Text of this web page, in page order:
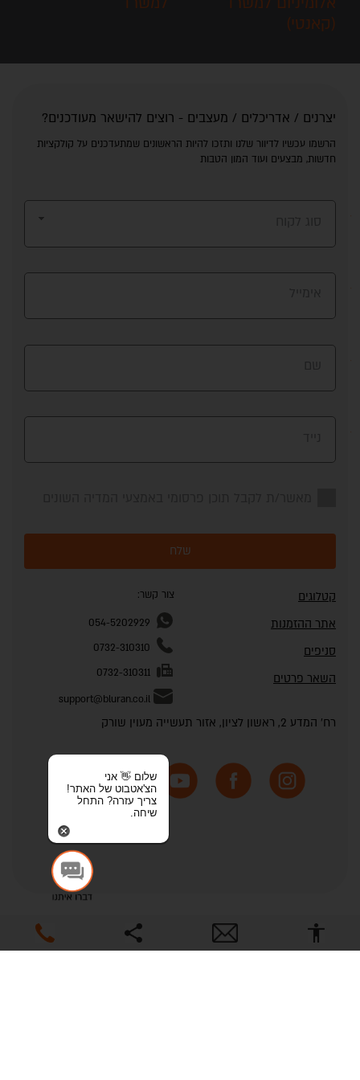
יצרנים / אדריכלים / מעצבים - רוצים להישאר מעודכנים?
הרשמו עכשיו לדיוור שלנו ותזכו להיות הראשונים שמתעדכנים על קולקציות
חדשות, מבצעים ועוד המון הטבות
שלח
קטלוגים
אתר ההזמנות
סניפים
השאר פרטים
צור קשר:
054-5202929
0732-310310
0732-310311
support@bluran.co.il
רח' המדע 2, ראשון לציון, אזור תעשייה מעוין שורק
שלום 👋 אני
הצ'אטבוט של האתר!
צריך עזרה? התחל
שיחה.